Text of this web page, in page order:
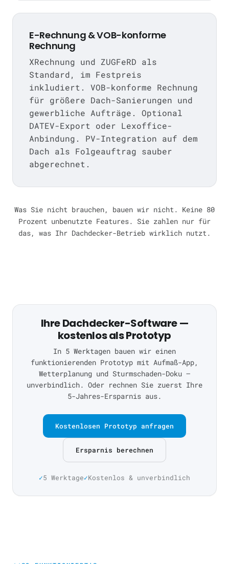
E-Rechnung & VOB-konforme
Rechnung
XRechnung und ZUGFeRD als
Standard, im Festpreis
inkludiert. VOB-konforme Rechnung
für größere Dach-Sanierungen und
gewerbliche Aufträge. Optional
DATEV-Export oder Lexoffice-
Anbindung. PV-Integration auf dem
Dach als Folgeauftrag sauber
abgerechnet.
Was Sie nicht brauchen, bauen wir nicht. Keine 80
Prozent unbenutzte Features. Sie zahlen nur für
das, was Ihr Dachdecker-Betrieb wirklich nutzt.
Ihre Dachdecker-Software —
kostenlos als Prototyp
In 5 Werktagen bauen wir einen
funktionierenden Prototyp mit Aufmaß-App,
Wetterplanung und Sturmschaden-Doku —
unverbindlich. Oder rechnen Sie zuerst Ihre
5-Jahres-Ersparnis aus.
Kostenlosen Prototyp anfragen
Ersparnis berechnen
5 Werktage Kostenlos & unverbindlich